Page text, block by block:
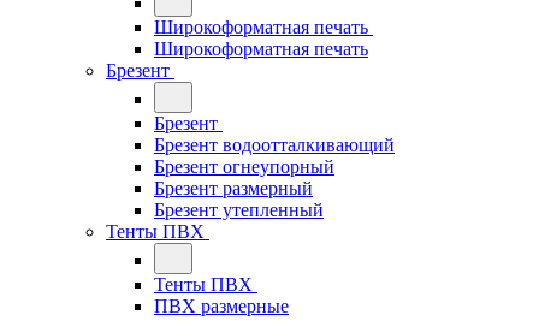
Широкоформатная печать
Широкоформатная печать
Брезент
Брезент
Брезент водоотталкивающий
Брезент огнеупорный
Брезент размерный
Брезент утепленный
Тенты ПВХ
Тенты ПВХ
ПВХ размерные